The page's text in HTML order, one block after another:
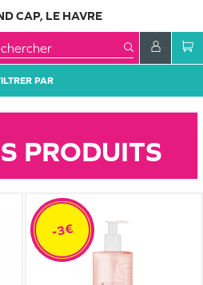
CAP, LE HAVRE
PAR
PRODUITS
-3€